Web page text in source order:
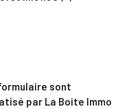
sont
par La Boite Immo